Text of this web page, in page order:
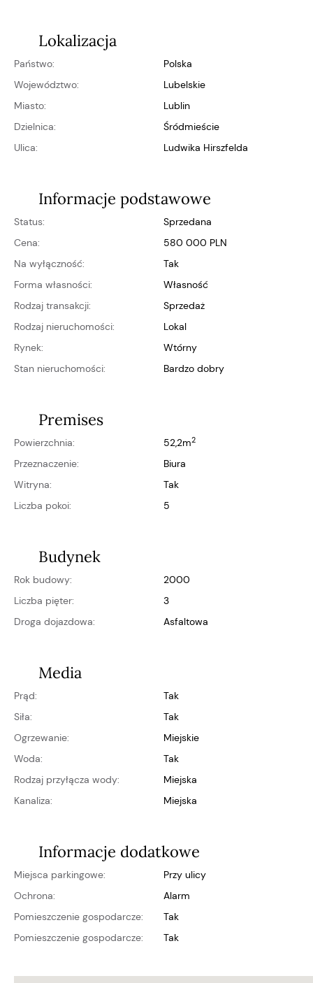
Lokalizacja
Państwo:
Polska
Województwo:
lubelskie
Miasto:
Lublin
Dzielnica:
Śródmieście
Ulica:
Ludwika Hirszfelda
Informacje podstawowe
Status:
Sprzedana
Cena:
580 000 PLN
Na wyłączność:
Tak
Forma własności:
własność
Rodzaj transakcji:
Sprzedaż
Rodzaj nieruchomości:
Lokal
Rynek:
wtórny
Stan nieruchomości:
bardzo dobry
Premises
Powierzchnia: 52,2m2
Przeznaczenie:
biura
Witryna:
Tak
Liczba pokoi:
5
Budynek
Rok budowy:
2000
Liczba pięter:
3
Droga dojazdowa:
asfaltowa
Media
Prąd:
Tak
Siła:
Tak
Ogrzewanie:
miejskie
Woda:
Tak
Rodzaj przyłącza wody:
miejska
Kanaliza:
miejska
Informacje dodatkowe
Miejsca parkingowe:
przy ulicy
Ochrona:
alarm
Pomieszczenie gospodarcze:
Tak
Pomieszczenie gospodarcze:
Tak